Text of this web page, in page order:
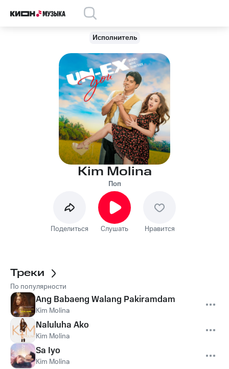
Исполнитель
Kim Molina
Поп
Поделиться Слушать Нравится
Треки
По популярности
Ang Babaeng Walang Pakiramdam
Kim Molina
Naluluha Ako
Kim Molina
Sa Iyo
Kim Molina